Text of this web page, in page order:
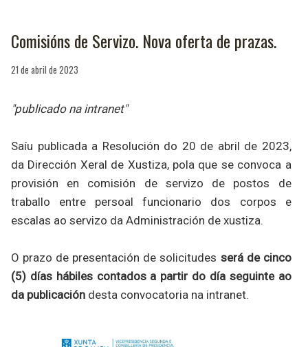
Comisións de Servizo. Nova oferta de prazas.
21 de abril de 2023
"publicado na intranet"
Saíu publicada a Resolución do 20 de abril de 2023,
da Dirección Xeral de Xustiza, pola que se convoca a
provisión en comisión de servizo de postos de
traballo entre persoal funcionario dos corpos e
escalas ao servizo da Administración de xustiza.
O prazo de presentación de solicitudes será de cinco
(5) días hábiles contados a partir do día seguinte ao
da publicación desta convocatoria na intranet.